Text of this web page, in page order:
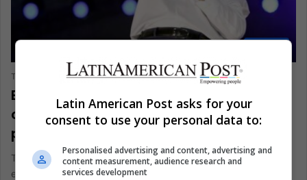
The Latin American Post Staff December 26, 2025 1,224
El drama electoral en Honduras
convierte el conteo navideño en una
prueba geopolítica
Tres semanas después de las elecciones del 30 de noviembre
en Honduras, los funcionarios seguían contando, los
Latin American Post asks for your
consent to use your personal data to:
Personalised advertising and content, advertising and
content measurement, audience research and
services development